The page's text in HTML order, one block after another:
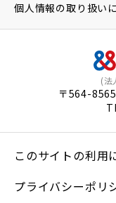
(法
〒564-
個人情報の取り扱い
このサイトの利用
プライバシーポリ